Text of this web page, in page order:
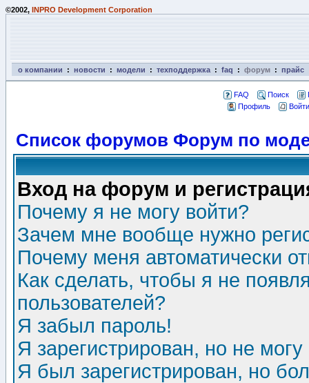
©2002, INPRO Development Corporation
о компании : новости : модели : техподдержка : faq : форум : прайс
FAQ Поиск
Профиль
Список форумов Форум по
Вход на форум и
Почему я не могу войти?
Зачем мне вообще нужно
Почему меня автоматически
Как сделать, чтобы я не
пользователей?
Я забыл пароль!
Я зарегистрирован, но не могу
Я был зарегистрирован, но